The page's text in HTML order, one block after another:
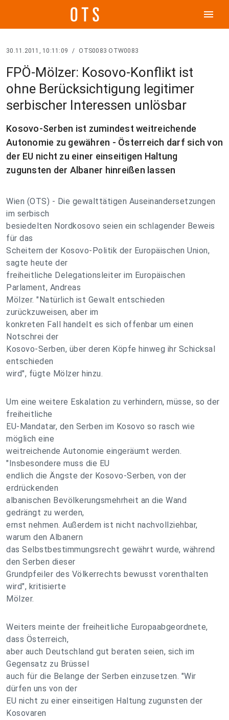
menu
30.11.2011, 10:11:09 / OTS0083 OTW0083
FPÖ-Mölzer: Kosovo-Konflikt ist
ohne Berücksichtigung legitimer
serbischer Interessen unlösbar
Kosovo-Serben ist zumindest weitreichende
Autonomie zu gewähren - Österreich darf sich von
der EU nicht zu einer einseitigen Haltung
zugunsten der Albaner hinreißen lassen
Wien (OTS) - Die gewalttätigen Auseinandersetzungen
im serbisch
besiedelten Nordkosovo seien ein schlagender Beweis
für das
Scheitern der Kosovo-Politik der Europäischen Union,
sagte heute der
freiheitliche Delegationsleiter im Europäischen
Parlament, Andreas
Mölzer. "Natürlich ist Gewalt entschieden
zurückzuweisen, aber im
konkreten Fall handelt es sich offenbar um einen
Notschrei der
Kosovo-Serben, über deren Köpfe hinweg ihr Schicksal
entschieden
wird", fügte Mölzer hinzu.
Um eine weitere Eskalation zu verhindern, müsse, so der
freiheitliche
EU-Mandatar, den Serben im Kosovo so rasch wie
möglich eine
weitreichende Autonomie eingeräumt werden.
"Insbesondere muss die EU
endlich die Ängste der Kosovo-Serben, von der
erdrückenden
albanischen Bevölkerungsmehrheit an die Wand
gedrängt zu werden,
ernst nehmen. Außerdem ist nicht nachvollziehbar,
warum den Albanern
das Selbstbestimmungsrecht gewährt wurde, während
den Serben dieser
Grundpfeiler des Völkerrechts bewusst vorenthalten
wird", kritisierte
Mölzer.
Weiters meinte der freiheitliche Europaabgeordnete,
dass Österreich,
aber auch Deutschland gut beraten seien, sich im
Gegensatz zu Brüssel
auch für die Belange der Serben einzusetzen. "Wir
dürfen uns von der
EU nicht zu einer einseitigen Haltung zugunsten der
Kosovaren